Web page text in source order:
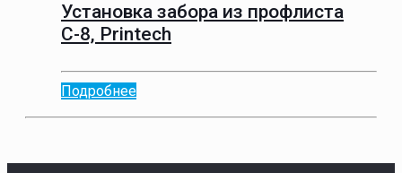
Установка забора из профлиста
С-8, Printech
Подробнее